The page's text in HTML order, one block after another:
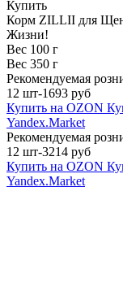
Купить
Корм ZILLII для
Жизни!
Вес 100 г
Вес 350 г
Рекомендуемая
12 шт-1693 руб
Купить на OZON
Yandex.Market
Рекомендуемая
12 шт-3214 руб
Купить на OZON
Yandex.Market